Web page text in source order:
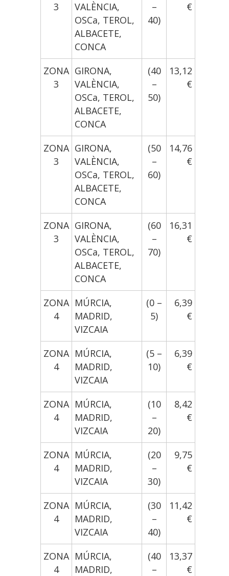
3
VALÈNCIA,
OSCa, TEROL,
ALBACETE,
CONCA
–
40)
€
ZONA
3
GIRONA,
VALÈNCIA,
OSCa, TEROL,
ALBACETE,
CONCA
(40
–
50)
13,12
€
ZONA
3
GIRONA,
VALÈNCIA,
OSCa, TEROL,
ALBACETE,
CONCA
(50
–
60)
14,76
€
ZONA
3
GIRONA,
VALÈNCIA,
OSCa, TEROL,
ALBACETE,
CONCA
(60
–
70)
16,31
€
ZONA
4
MÚRCIA,
MADRID,
VIZCAIA
(0 –
5)
6,39
€
ZONA
4
MÚRCIA,
MADRID,
VIZCAIA
(5 –
10)
6,39
€
ZONA
4
MÚRCIA,
MADRID,
VIZCAIA
(10
–
20)
8,42
€
ZONA
4
MÚRCIA,
MADRID,
VIZCAIA
(20
–
30)
9,75
€
ZONA
4
MÚRCIA,
MADRID,
VIZCAIA
(30
–
40)
11,42
€
ZONA
4
MÚRCIA,
MADRID,
(40
–
13,37
€